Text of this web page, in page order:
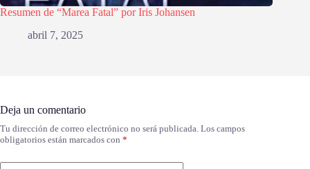
Resumen de “Marea Fatal” por Iris Johansen
abril 7, 2025
Deja un comentario
Tu dirección de correo electrónico no será publicada. Los campos
obligatorios están marcados con *